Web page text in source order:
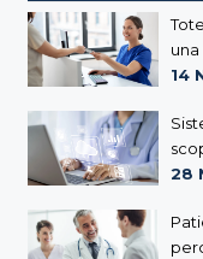
una
14
28